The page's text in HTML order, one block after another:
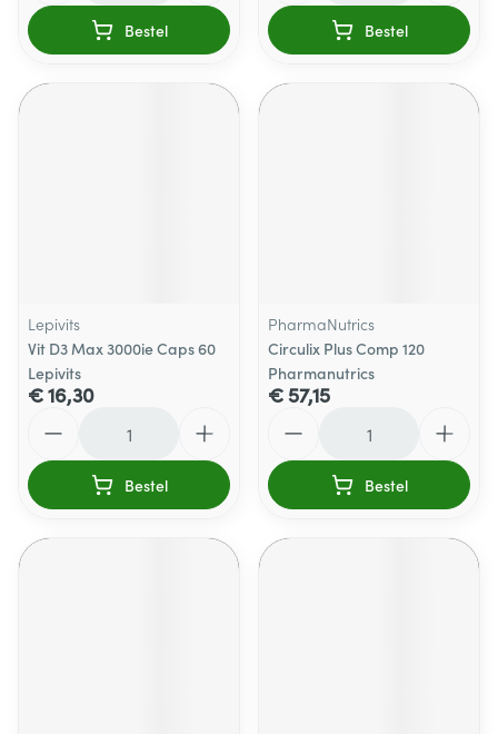
Bestel Bestel
Lepivits
Vit D3 Max 3000ie Caps 60
Lepivits
€ 16,30
Bestel
PharmaNutrics
Circulix Plus Comp 120
Pharmanutrics
€ 57,15
Bestel